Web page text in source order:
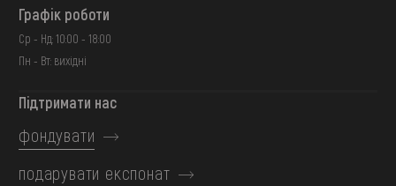
Графік роботи
Ср - Нд: 10:00 - 18:00
Пн - Вт: вихідні
Підтримати нас
фондувати
подарувати експонат